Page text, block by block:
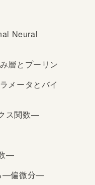
Neural
層とプーリン
メータとバイ
ス関数―
―
―偏微分―